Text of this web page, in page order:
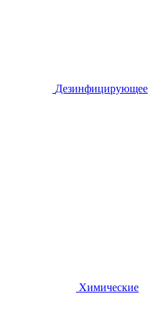
Дезинфицирующее
Химические